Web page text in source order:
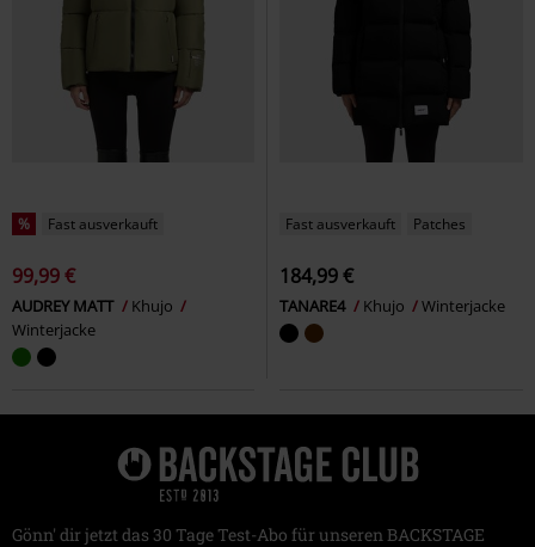
% Fast ausverkauft
99,99 €
AUDREY MATT
Khujo
Winterjacke
Fast ausverkauft Patches
184,99 €
TANARE4 Khujo Winterjacke
Gönn' dir jetzt das 30 Tage Test-Abo für unseren BACKSTAGE